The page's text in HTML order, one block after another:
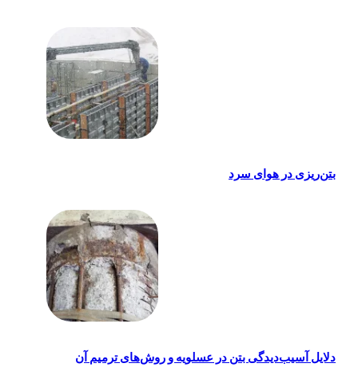
بتن‌ریزی در هوای سرد
دلایل آسیب‌دیدگی بتن در عسلویه و روش‌های ترمیم آن